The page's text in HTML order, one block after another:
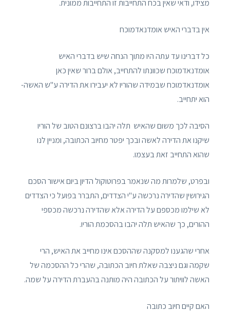
מצידו, ודאי שאין בכח התחייבות זו התחייבות ממונית.
אין בדברי האיש אומדנאדמוכח
כל דברינו עד עתה היו מתוך הנחה שיש בדברי האיש
אומדנאדמוכח שכוונתו להתחייב, אולם ברור שאין כאן
אומדנאדמוכח שבמידה שהוריו לא יעבירו את הדירה ע"ש האשה-
הוא יתחייב.
הסיבה לכך משום שהאיש תלה יהבו ברצונם הטוב של הוריו
שיקנו את הדירה לאשה ובכך יפטר מחיוב הכתובה, ומניין לנו
שהוא התחייב זאת בעצמו.
ובפרט, שלמרות מה שנאמר בפרוטוקול הדיון ביום אישור הסכם
הגירושין שהדירה נרכשה ע"י הצדדים, התברר בפועל כי הצדדים
לא שילמו מכספם על הדירה אלא שהדירה נרכשה מכספי
ההורים, כך שהאיש תלה יהבו בהסכמת הוריו.
אחרי שהגענו למסקנה שההסכם אינו מחייב את האיש, הרי
שקמה וגם ניצבה שאלת חיוב הכתובה, שהרי כל ההסכמה של
האשה לוויתור על הכתובה היה מותנה בהעברת הדירה על שמה.
האם קיים חיוב כתובה